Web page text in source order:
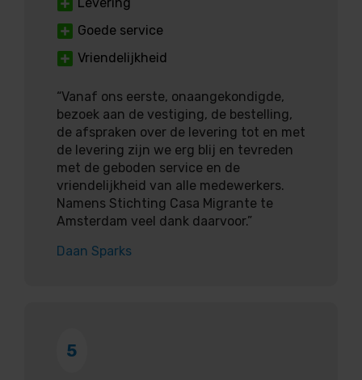
Goede service
Vriendelijkheid
“Vanaf ons eerste, onaangekondigde,
bezoek aan de vestiging, de bestelling,
de afspraken over de levering tot en met
de levering zijn we erg blij en tevreden
met de geboden service en de
vriendelijkheid van alle medewerkers.
Namens Stichting Casa Migrante te
Amsterdam veel dank daarvoor.”
Daan Sparks
5